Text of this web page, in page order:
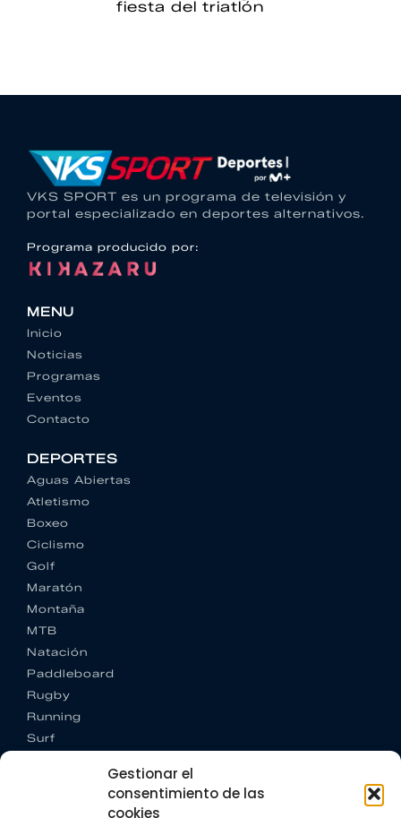
Gestionar el
consentimiento de las
cookies
fiesta del triatlón
VKS SPORT es un programa de televisión y
portal especializado en deportes alternativos.
Programa producido por:
MENU
Inicio
Noticias
Programas
Eventos
Contacto
DEPORTES
Aguas Abiertas
Atletismo
Boxeo
Ciclismo
Golf
Maratón
Montaña
MTB
Natación
Paddleboard
Rugby
Running
Surf